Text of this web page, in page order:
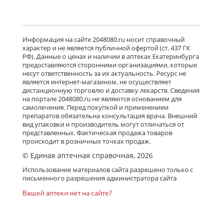
Информация на сайте 2048080.ru носит справочный
характер и не является публичной офертой (ст. 437 ГК
РФ). Данные о ценах и наличии в аптеках Екатеринбурга
предоставляются сторонними организациями, которые
несут ответственность за их актуальность. Ресурс не
является интернет-магазином, не осуществляет
дистанционную торговлю и доставку лекарств. Сведения
на портале 2048080.ru не являются основанием для
самолечения. Перед покупкой и применением
препаратов обязательна консультация врача. Внешний
вид упаковки и производитель могут отличаться от
представленных. Фактическая продажа товаров
происходит в розничных точках продаж.
© Единая аптечная справочная, 2026
Использование материалов сайта разрешено только с
письменного разрешения администратора сайта
Вашей аптеки нет на сайте?